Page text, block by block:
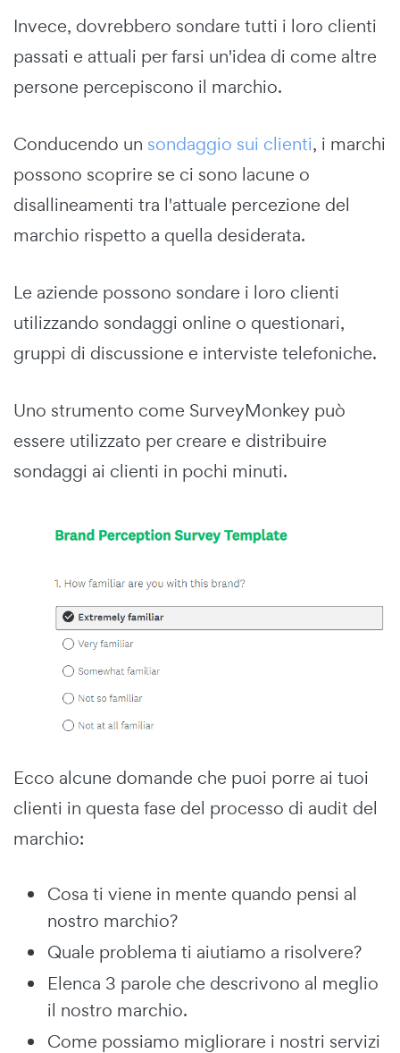
Invece, dovrebbero sondare tutti i loro clienti
passati e attuali per farsi un'idea di come altre
persone percepiscono il marchio.
Conducendo un sondaggio sui clienti, i marchi
possono scoprire se ci sono lacune o
disallineamenti tra l'attuale percezione del
marchio rispetto a quella desiderata.
Le aziende possono sondare i loro clienti
utilizzando sondaggi online o questionari,
gruppi di discussione e interviste telefoniche.
Uno strumento come SurveyMonkey può
essere utilizzato per creare e distribuire
sondaggi ai clienti in pochi minuti.
Ecco alcune domande che puoi porre ai tuoi
clienti in questa fase del processo di audit del
marchio:
Cosa ti viene in mente quando pensi al
nostro marchio?
Quale problema ti aiutiamo a risolvere?
Elenca 3 parole che descrivono al meglio
il nostro marchio.
Come possiamo migliorare i nostri servizi